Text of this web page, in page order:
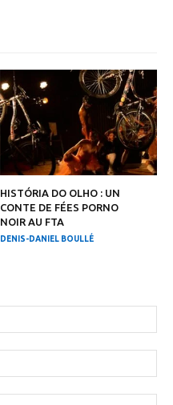
HISTÓRIA DO OLHO : UN
CONTE DE FÉES PORNO
NOIR AU FTA
DENIS-DANIEL BOULLÉ
:
: